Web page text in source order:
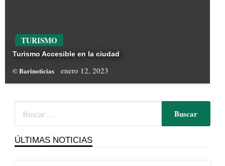
TURISMO
Turismo Accesible en la ciudad
© Barinoticias enero 12, 2023
ÚLTIMAS NOTICIAS